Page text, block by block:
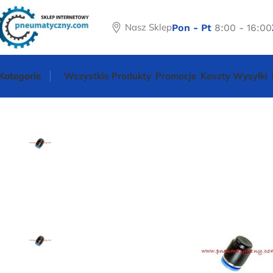
Nasz SklepPon - Pt 8:00 - 16:00
Wszystkie Produkty Promocje Koszty Wysyłki